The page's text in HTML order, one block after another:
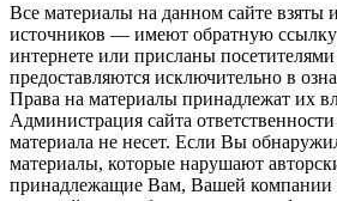
Все материалы на данном сайте взяты
источников — имеют обратную ссылку
интернете или присланы посетителями
предоставляются исключительно в
Права на материалы принадлежат их
Администрация сайта
материала не несет. Если Вы
материалы, которые нарушают
принадлежащие Вам, Вашей компании